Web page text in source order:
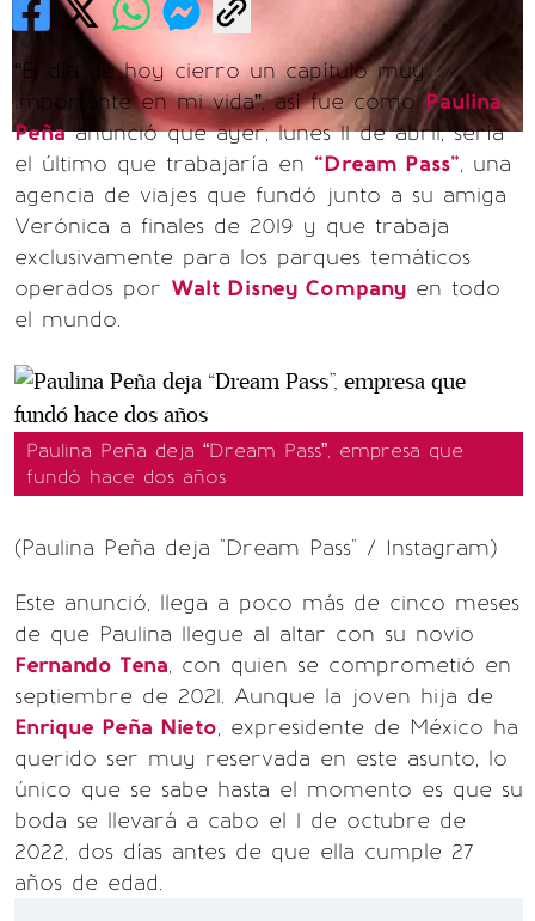
“El día de hoy cierro un capítulo muy
importante en mi vida”, así fue comoPaulina
Peñaanunció que ayer, lunes 11 de abril, sería
el último que trabajaría en “Dream Pass”, una
agencia de viajes que fundó junto a su amiga
Verónica a finales de 2019 y que trabaja
exclusivamente para los parques temáticos
operados por Walt Disney Company en todo
el mundo.
Paulina Peña deja “Dream Pass”, empresa que
fundó hace dos años
(Paulina Peña deja "Dream Pass" / Instagram)
Este anunció, llega a poco más de cinco meses
de que Paulina llegue al altar con su novio
Fernando Tena, con quien se comprometió en
septiembre de 2021. Aunque la joven hija de
Enrique Peña Nieto, expresidente de México ha
querido ser muy reservada en este asunto, lo
único que se sabe hasta el momento es que su
boda se llevará a cabo el 1 de octubre de
2022, dos días antes de que ella cumple 27
años de edad.